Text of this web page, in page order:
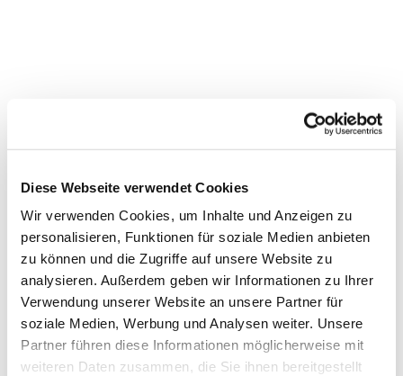
Diese Webseite verwendet Cookies
Wir verwenden Cookies, um Inhalte und Anzeigen zu
personalisieren, Funktionen für soziale Medien anbieten
zu können und die Zugriffe auf unsere Website zu
analysieren. Außerdem geben wir Informationen zu Ihrer
Verwendung unserer Website an unsere Partner für
soziale Medien, Werbung und Analysen weiter. Unsere
Partner führen diese Informationen möglicherweise mit
weiteren Daten zusammen, die Sie ihnen bereitgestellt
Dies könnte Sie auch
interessieren